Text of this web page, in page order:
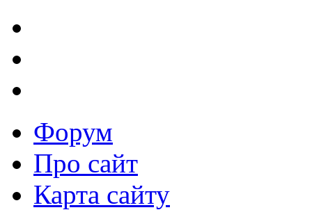
Форум
Про сайт
Карта сайту